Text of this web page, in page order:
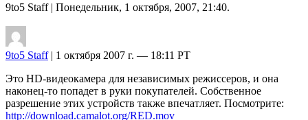
9to5 Staff| Понедельник, 1 октября, 2007, 21:40.
9to5 Staff| 1 октября 2007 г. — 18:11 PT
Это HD-видеокамера для независимых режиссеров, и она
наконец-то попадет в руки покупателей. Собственное
разрешение этих устройств также впечатляет. Посмотрите:
http://download.camalot.org/RED.mov